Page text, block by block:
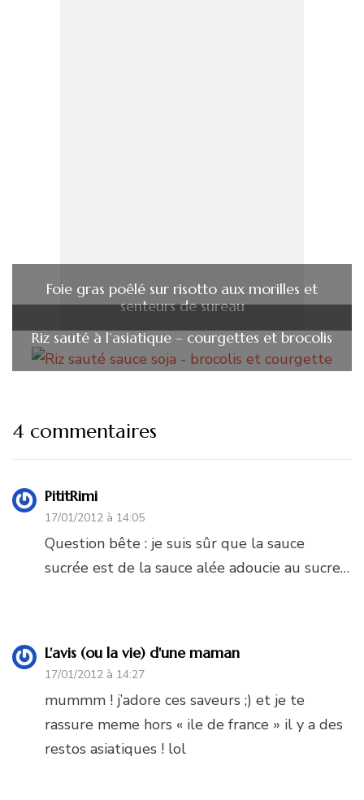
Foie gras poêlé sur risotto aux morilles et
senteurs de sureau
Riz sauté à l’asiatique – courgettes et brocolis
4 commentaires
PititRimi
17/01/2012 à 14:05
Question bête : je suis sûr que la sauce
sucrée est de la sauce alée adoucie au sucre…
L'avis (ou la vie) d'une maman
17/01/2012 à 14:27
mummm ! j’adore ces saveurs ;) et je te
rassure meme hors « ile de france » il y a des
restos asiatiques ! lol